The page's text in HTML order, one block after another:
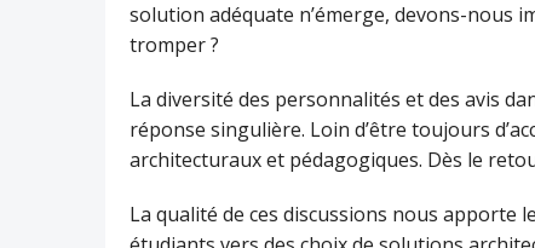
solution adéquate n’émerge, devons-nous
tromper ?
La diversité des personnalités et des avis
réponse singulière. Loin d’être toujours
architecturaux et pédagogiques. Dès le
La qualité de ces discussions nous apporte